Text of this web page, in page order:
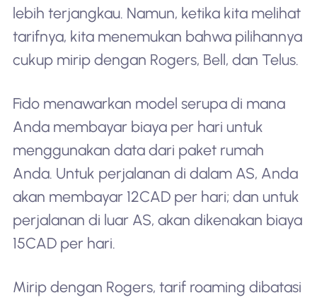
lebih terjangkau. Namun, ketika kita melihat
tarifnya, kita menemukan bahwa pilihannya
cukup mirip dengan Rogers, Bell, dan Telus.
Fido menawarkan model serupa di mana
Anda membayar biaya per hari untuk
menggunakan data dari paket rumah
Anda. Untuk perjalanan di dalam AS, Anda
akan membayar 12CAD per hari; dan untuk
perjalanan di luar AS, akan dikenakan biaya
15CAD per hari.
Mirip dengan Rogers, tarif roaming dibatasi